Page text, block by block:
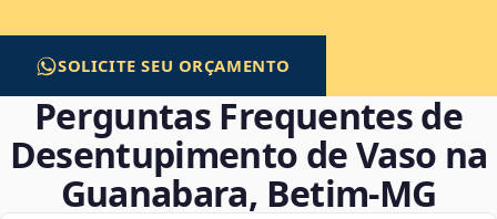
SOLICITE SEU ORÇAMENTO
Perguntas Frequentes de
Desentupimento de Vaso na
Guanabara, Betim‑MG